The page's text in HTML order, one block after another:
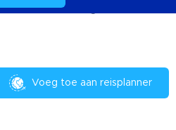
en erfgoed
Voeg toe aan reisplanner